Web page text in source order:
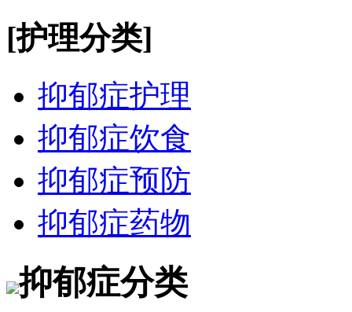
[护理分类]
抑郁症护理
抑郁症饮食
抑郁症预防
抑郁症药物
抑郁症分类